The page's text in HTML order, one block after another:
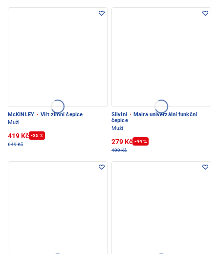
McKINLEY · Vilt zimní čepice
Muži
419 Kč -35 %
649 Kč
Silvini · Maira univerzální funkční
čepice
Muži
279 Kč -44 %
499 Kč